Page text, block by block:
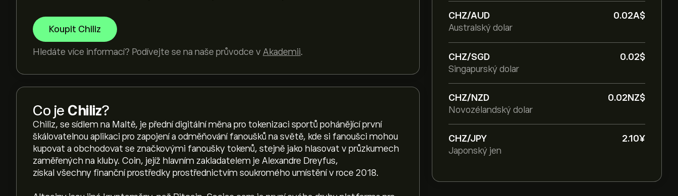
CHZ/AUD
0.02‎A$‎
Australský dolar
CHZ/SGD
0.02‎$‎
Singapurský dolar
CHZ/NZD
0.02‎NZ$‎
Novozélandský dolar
CHZ/JPY
2.10‎¥‎
Japonský jen
Koupit Chiliz
Hledáte více informací? Podívejte se na naše průvodce v Akademii.
Co je Chiliz?
Chiliz, se sídlem na Maltě, je přední digitální měna pro tokenizaci sportů pohánějící první
škálovatelnou aplikaci pro zapojení a odměňování fanoušků na světě, kde si fanoušci mohou
kupovat a obchodovat se značkovými fanoušky tokenů, stejně jako hlasovat v průzkumech
zaměřených na kluby. Coin, jejíž hlavním zakladatelem je Alexandre Dreyfus,
získal všechny finanční prostředky prostřednictvím soukromého umístění v roce 2018.